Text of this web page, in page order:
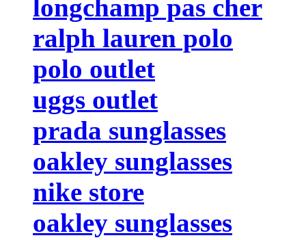
longchamp pas cher
ralph lauren polo
polo outlet
uggs outlet
prada sunglasses
oakley sunglasses
nike store
oakley sunglasses